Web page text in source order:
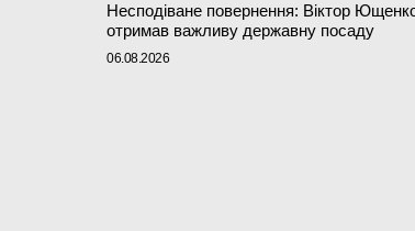
Несподіване повернення: Віктор
отримав важливу державну посаду
06.08.2026